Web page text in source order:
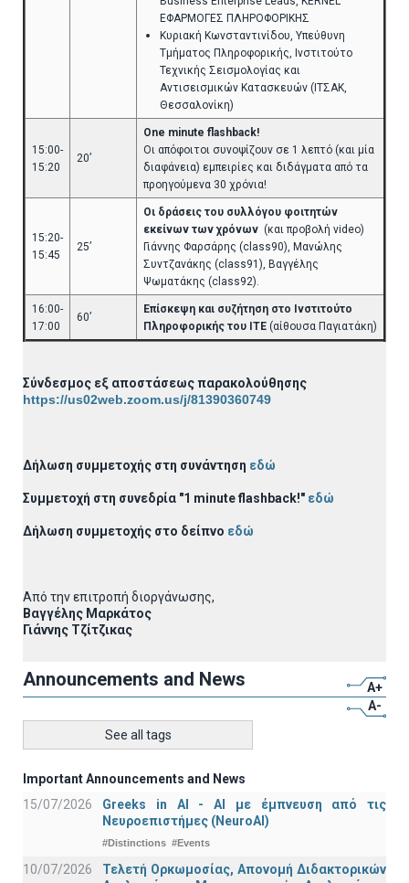
ΕΦΑΡΜΟΓΕΣ ΠΛΗΡΟΦΟΡΙΚΗΣ
Κυριακή Κωνσταντινίδου, Υπεύθυνη
Τμήματος Πληροφορικής, Ινστιτούτο
Τεχνικής Σεισμολογίας και
Αντισεισμικών Κατασκευών (ΙΤΣΑΚ,
Θεσσαλονίκη)
15:00-
15:20
20’
One minute flashback!
Οι απόφοιτοι συνοψίζουν σε 1 λεπτό (και μία
διαφάνεια) εμπειρίες και διδάγματα από τα
προηγούμενα 30 χρόνια!
15:20-
15:45
25’
Οι δράσεις του συλλόγου φοιτητών
εκείνων των χρόνων (και προβολή video)
Γιάννης Φαρσάρης (class90), Μανώλης
Συντζανάκης (class91), Βαγγέλης
Ψωματάκης (class92).
16:00-
17:00
60’
Επίσκεψη και συζήτηση στο Ινστιτούτο
Πληροφορικής του ΙΤΕ (αίθουσα Παγιατάκη)
Σύνδεσμος εξ αποστάσεως παρακολούθησης
https://us02web.zoom.us/j/81390360749
Δήλωση συμμετοχής στη συνάντηση εδώ
Συμμετοχή στη συνεδρία "1 minute flashback!" εδώ
Δήλωση συμμετοχής στο δείπνο εδώ
Από την επιτροπή διοργάνωσης,
Βαγγέλης Μαρκάτος
Γιάννης Τζίτζικας
Announcements and News
A+
A-
See all tags
Important Announcements and News
15/07/2026
Greeks in AI - ΑΙ με έμπνευση από τις
Νευροεπιστήμες (NeuroAI)
#Distinctions #Events
10/07/2026
Τελετή Ορκωμοσίας, Απονομή Διδακτορικών